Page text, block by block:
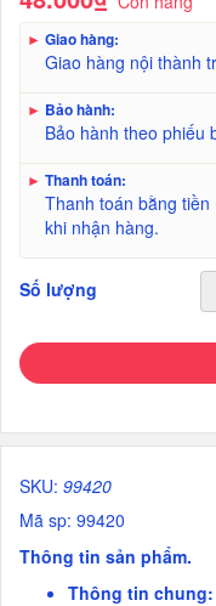
► Giao hàng:
Giao hàng nội thành
► Bảo hành:
Bảo hành theo phiếu
► Thanh toán:
Thanh toán bằng
khi nhận hàng.
Số lượng
SKU: 99420
Mã sp: 99420
Thông tin sản phẩm.
Thông tin chung: